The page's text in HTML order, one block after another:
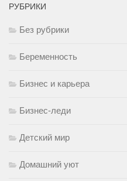
РУБРИКИ
Без рубрики
Беременность
Бизнес и карьера
Бизнес-леди
Детский мир
Домашний уют